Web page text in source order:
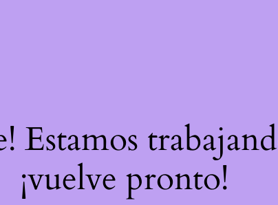
Estamos
¡vuelve pronto!